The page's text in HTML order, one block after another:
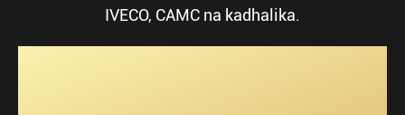
IVECO, CAMC na kadhalika.